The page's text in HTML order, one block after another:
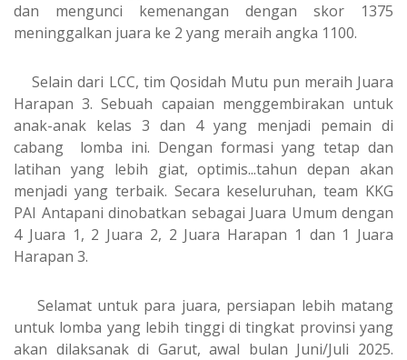
dan mengunci kemenangan dengan skor 1375
meninggalkan juara ke 2 yang meraih angka 1100.
Selain dari LCC, tim Qosidah Mutu pun meraih Juara
Harapan 3. Sebuah capaian menggembirakan untuk
anak-anak kelas 3 dan 4 yang menjadi pemain di
cabang lomba ini. Dengan formasi yang tetap dan
latihan yang lebih giat, optimis...tahun depan akan
menjadi yang terbaik. Secara keseluruhan, team KKG
PAI Antapani dinobatkan sebagai Juara Umum dengan
4 Juara 1, 2 Juara 2, 2 Juara Harapan 1 dan 1 Juara
Harapan 3.
Selamat untuk para juara, persiapan lebih matang
untuk lomba yang lebih tinggi di tingkat provinsi yang
akan dilaksanak di Garut, awal bulan Juni/Juli 2025.